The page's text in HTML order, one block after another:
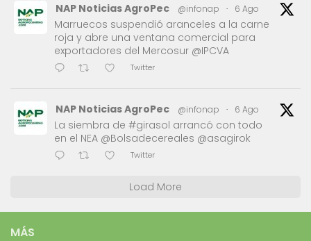
NAP Noticias AgroPec @infonap · 6 Ago
Marruecos suspendió aranceles a la carne
roja y abre una ventana comercial para
exportadores del Mercosur @IPCVA
Twitter
NAP Noticias AgroPec @infonap · 6 Ago
La siembra de #girasol arrancó con todo
en el NEA @Bolsadecereales @asagirok
Twitter
Load More
MÁS